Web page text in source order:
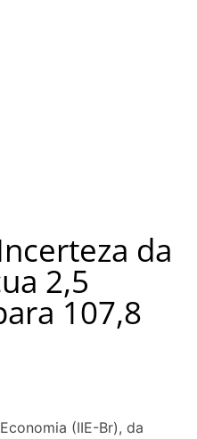
da
2,5
107,8
(IIE-Br), da